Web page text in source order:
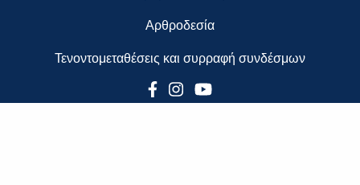
Αρθροδεσία
Τενοντομεταθέσεις και συρραφή συνδέσμων